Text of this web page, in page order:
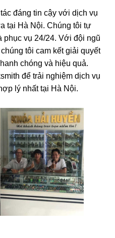
đáng tin cậy với dịch vụ
tại Hà Nội. Chúng tôi tự
phục vụ 24/24. Với đội ngũ
tôi cam kết giải quyết
chóng và hiệu quả.
để trải nghiệm dịch vụ
lý nhất tại Hà Nội.